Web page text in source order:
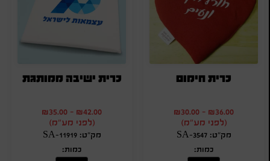
כרית חימום
₪36.00
-
₪30.00
(לפני מע"מ)
מק"ט: SA-3547
כמות:
כרית ישיבה ממותגת
₪42.00
-
₪35.00
(לפני מע"מ)
מק"ט: SA-11919
כמות: